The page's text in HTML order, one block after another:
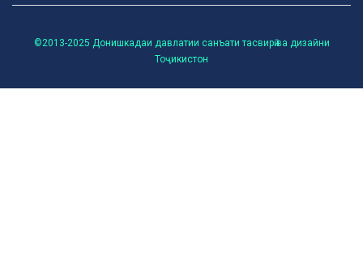
©2013-2025 Донишкадаи давлатии санъати тасвирӣ ва дизайни
Тоҷикистон